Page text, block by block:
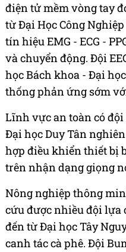
điện tử mềm vòng tay
từ Đại Học Công
tín hiệu EMG - ECG -
và chuyển động. Đội
học Bách khoa - Đại
thống phản ứng sớm
Lĩnh vực an toàn có
Đại học Duy Tân
hợp điều khiển thiết bị
trên nhận dạng giọng
Nông nghiệp thông
cứu được nhiều đội lựa
đến từ Đại học Tây
canh tác cà phê. Đội